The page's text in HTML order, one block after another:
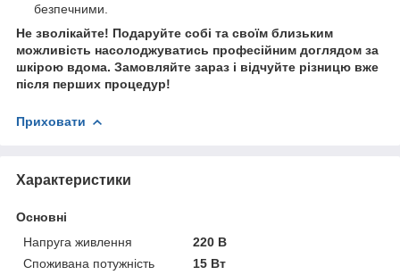
безпечними.
Не зволікайте! Подаруйте собі та своїм близьким
можливість насолоджуватись професійним доглядом за
шкірою вдома. Замовляйте зараз і відчуйте різницю вже
після перших процедур!
Приховати
Характеристики
Основні
Напруга живлення
220 В
Споживана потужність
15 Вт